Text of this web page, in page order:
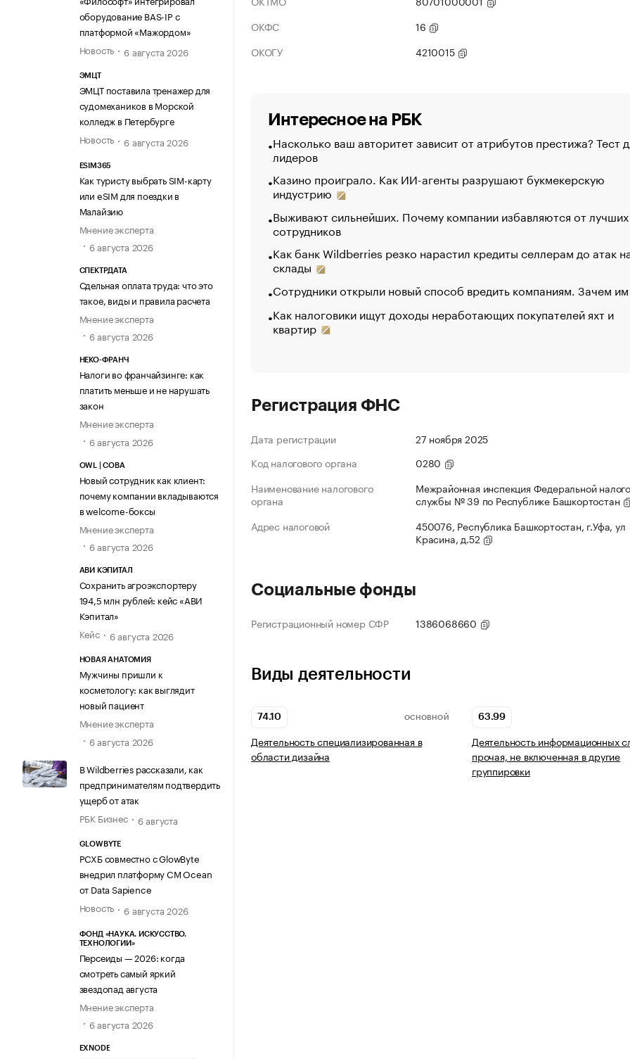
оборудование BAS-IP с
платформой «Мажордом»
Новость
6 августа 2026
ЭМЦТ
ЭМЦТ поставила тренажер для
судомехаников в Морской
колледж в Петербурге
Новость
6 августа 2026
ESIM365
Как туристу выбрать SIM-карту
или eSIM для поездки в
Малайзию
Мнение эксперта
6 августа 2026
СПЕКТРДАТА
Сдельная оплата труда: что это
такое, виды и правила расчета
Мнение эксперта
6 августа 2026
НЕКО-ФРАНЧ
Налоги во франчайзинге: как
платить меньше и не нарушать
закон
Мнение эксперта
6 августа 2026
OWL | СОВА
Новый сотрудник как клиент:
почему компании вкладываются
в welcome-боксы
Мнение эксперта
6 августа 2026
АВИ КЭПИТАЛ
Сохранить агроэкспортеру
194,5 млн рублей: кейс «АВИ
Кэпитал»
Кейс
6 августа 2026
НОВАЯ АНАТОМИЯ
Мужчины пришли к
косметологу: как выглядит
новый пациент
Мнение эксперта
6 августа 2026
В Wildberries рассказали, как
предпринимателям подтвердить
ущерб от атак
РБК Бизнес
6 августа
GLOWBYTE
РСХБ совместно с GlowByte
внедрил платформу CM Ocean
от Data Sapience
Новость
6 августа 2026
ФОНД «НАУКА. ИСКУССТВО.
ТЕХНОЛОГИИ»
Персеиды — 2026: когда
смотреть самый яркий
звездопад августа
Мнение эксперта
6 августа 2026
EXNODE
ОКФС
16
ОКОГУ
4210015
Интересное на РБК
Насколько ваш авторитет зависит от атрибутов престижа? Тест
лидеров
Казино проиграло. Как ИИ-агенты разрушают букмекерскую
индустрию
Выживают сильнейших. Почему компании избавляются от лучших
сотрудников
Как банк Wildberries резко нарастил кредиты селлерам до атак
склады
Сотрудники открыли новый способ вредить компаниям. Зачем
Как налоговики ищут доходы неработающих покупателей яхт и
квартир
Регистрация ФНС
Дата регистрации
27 ноября 2025
Код налогового органа
0280
Наименование налогового
органа
Межрайонная инспекция Федеральной
службы № 39 по Республике Башкортостан
Адрес налоговой
450076, Республика Башкортостан, г.Уфа, ул
Красина, д.52
Социальные фонды
Регистрационный номер СФР 1386068660
Виды деятельности
74.10 ОСНОВНОЙ
Деятельность специализированная в
области дизайна
63.99
Деятельность информационных
прочая, не включенная в другие
группировки